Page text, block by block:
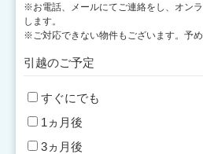
※お電話、メールにてご連絡をし、オン
します。
※ご対応できない物件もございます。予め
引越のご予定
すぐにでも
1ヵ月後
3ヵ月後